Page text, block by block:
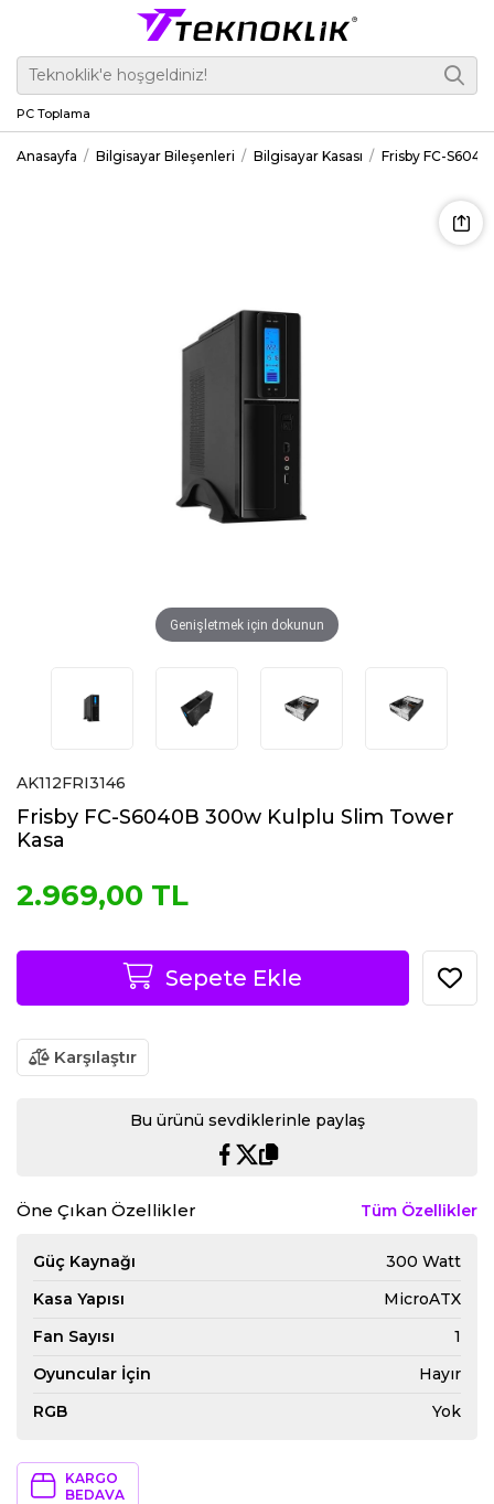
PC Toplama
Anasayfa Bilgisayar Bileşenleri Bilgisayar Kasası Frisby FC-
Genişletmek için dokunun
AK112FRI3146
Frisby FC-S6040B 300w Kulplu Slim Tower
Kasa
2.969,00 TL
Sepete Ekle
Karşılaştır
Bu ürünü sevdiklerinle paylaş
Öne Çıkan Özellikler Tüm Özellikler
Güç Kaynağı
300 Watt
Kasa Yapısı
MicroATX
Fan Sayısı
1
Oyuncular İçin
Hayır
RGB
Yok
KARGO
BEDAVA